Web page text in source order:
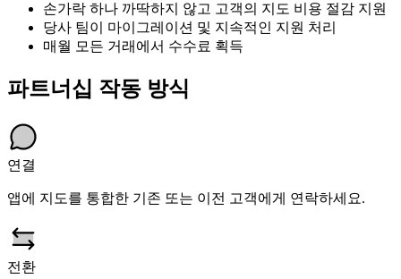
손가락 하나 까딱하지 않고 고객의 지도 비용 절감 지원
당사 팀이 마이그레이션 및 지속적인 지원 처리
매월 모든 거래에서 수수료 획득
파트너십 작동 방식
연결
앱에 지도를 통합한 기존 또는 이전 고객에게 연락하세요.
전환